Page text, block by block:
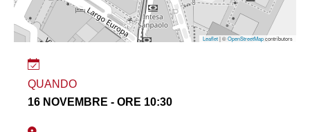
Leaflet| ©OpenStreetMapcontributors
QUANDO
16 NOVEMBRE - ORE 10:30